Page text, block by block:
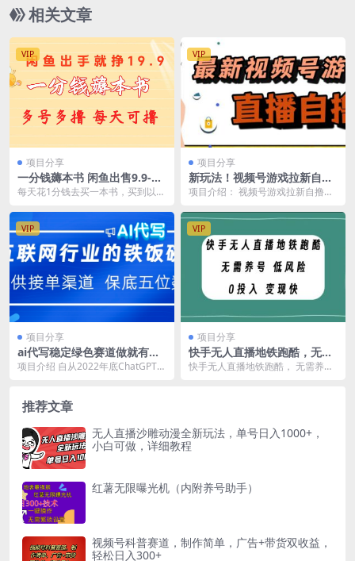
相关文章
VIP
项目分享
一分钱薅本书 闲鱼出售9.9-1
9.9不等 多号多撸 新手小白轻
每天花1分钱去买一本书，买到以
自己去出售，现在二手...
VIP
项目分享
新玩法！视频号游戏拉新自撸
玩法，单机50
项目介绍： 视频号游戏拉新自撸玩
新自创的一个玩...
VIP
项目分享
ai代写稳定绿色赛道做就有收
益大单小单不断
项目介绍 自从2022年底ChatGPT兴
VIP
项目分享
快手无人直播地铁跑酷，无需
养号，低投入零风险变现快
快手无人直播地铁跑酷， 无需养
推荐文章
无人直播沙雕动漫全新玩法，单号日入1000+，
小白可做，详细教程
红薯无限曝光机（内附养号助手）
视频号科普赛道，制作简单，广告+带货双收益，
轻松日入300+